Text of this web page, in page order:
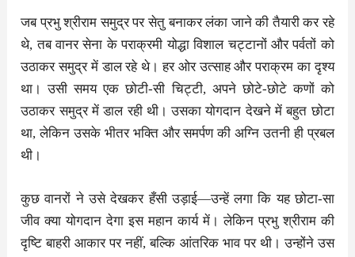
जब प्रभु श्रीराम समुद्र पर सेतु बनाकर लंका जाने की तैयारी कर रहे
थे, तब वानर सेना के पराक्रमी योद्धा विशाल चट्टानों और पर्वतों को
उठाकर समुद्र में डाल रहे थे। हर ओर उत्साह और पराक्रम का दृश्य
था। उसी समय एक छोटी-सी चिट्टी, अपने छोटे-छोटे कणों को
उठाकर समुद्र में डाल रही थी। उसका योगदान देखने में बहुत छोटा
था, लेकिन उसके भीतर भक्ति और समर्पण की अग्नि उतनी ही प्रबल
थी।
कुछ वानरों ने उसे देखकर हँसी उड़ाई—उन्हें लगा कि यह छोटा-सा
जीव क्या योगदान देगा इस महान कार्य में। लेकिन प्रभु श्रीराम की
दृष्टि बाहरी आकार पर नहीं, बल्कि आंतरिक भाव पर थी। उन्होंने उस